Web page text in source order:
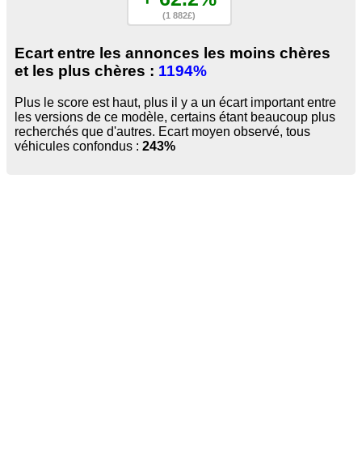
(1 882£)
Ecart entre les annonces les moins chères
et les plus chères : 1194%
Plus le score est haut, plus il y a un écart important entre
les versions de ce modèle, certains étant beaucoup plus
recherchés que d'autres. Ecart moyen observé, tous
véhicules confondus : 243%